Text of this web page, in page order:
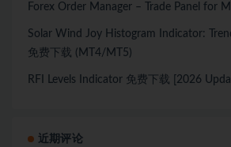
Forex Order Manager – Trade Panel for
Solar Wind Joy Histogram Indicator:
免费下载 (MT4/MT5)
RFI Levels Indicator 免费下载 [2026
近期评论